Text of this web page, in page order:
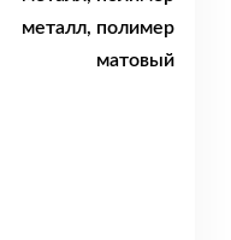
металл, полимер
матовый